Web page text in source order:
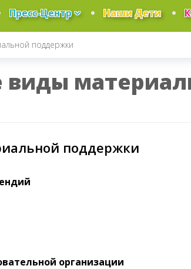
Пресс-Центр Наши Дети
поддержки
поддержки
организации